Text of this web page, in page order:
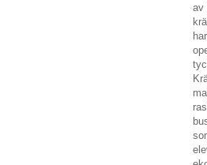
av